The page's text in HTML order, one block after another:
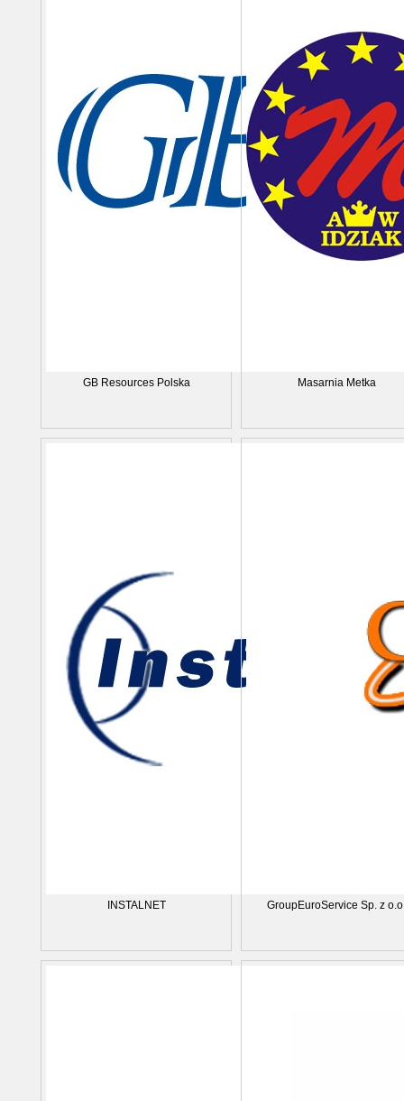
GB Resources Polska Masarnia Metka
INSTALNET GroupEuroService Sp. z